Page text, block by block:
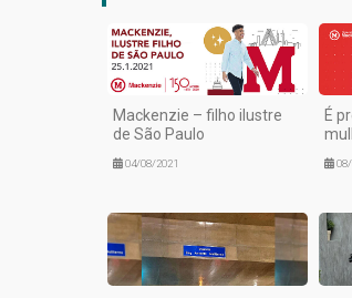
Mackenzie – filho ilustre
de São Paulo
04/08/2021
É
08/